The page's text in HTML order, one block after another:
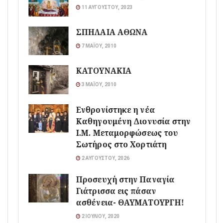
11 ΑΥΓΟΎΣΤΟΥ, 2023
ΣΠΗΛΑΙΑ ΑΘΩΝΑ
7 ΜΑΪ́ΟΥ, 2010
ΚΑΤΟΥΝΑΚΙΑ
3 ΜΑΪ́ΟΥ, 2010
Ενθρονίστηκε η νέα
Καθηγουμένη Διονυσία στην
Ι.Μ. Μεταμορφώσεως του
Σωτήρος στο Χορτιάτη
2 ΑΥΓΟΎΣΤΟΥ, 2026
Προσευχή στην Παναγία
Γιάτρισσα εις πάσαν
ασθένεια- ΘΑΥΜΑΤΟΥΡΓΗ!
2 ΙΟΥΛΊΟΥ, 2020